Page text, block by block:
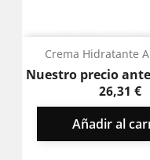
Crema Hidratante
Nuestro precio
26,31 €
Añadir al